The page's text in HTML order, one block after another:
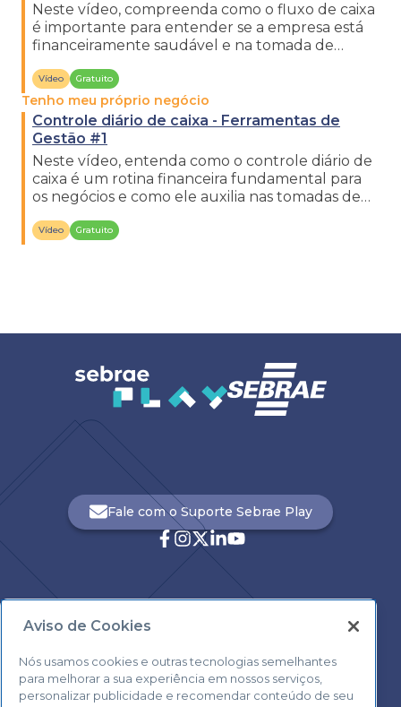
Neste vídeo, compreenda como o fluxo de caixa
é importante para entender se a empresa está
financeiramente saudável e na tomada de
Vídeo Gratuito
Tenho meu próprio negócio
Controle diário de caixa - Ferramentas de
Gestão #1
Neste vídeo, entenda como o controle diário de
caixa é um rotina financeira fundamental para
os negócios e como ele auxilia nas tomadas de
Vídeo Gratuito
0800 570 0800
Fale com o Suporte Sebrae Play
Aviso de Cookies
Nós usamos cookies e outras tecnologias semelhantes
para melhorar a sua experiência em nossos serviços,
personalizar publicidade e recomendar conteúdo de seu